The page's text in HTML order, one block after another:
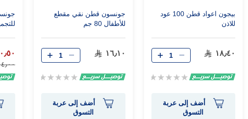
بيجون اعواد قطن 100 عود
للاذن
١٨٫٤٠
Rating:
أضف إلى عربة
التسوق
جونسون قطن نقي مقطع
للأطفال 80 جم
١٦٫١٠
Rating:
أضف إلى عربة
التسوق
للتجميل 80